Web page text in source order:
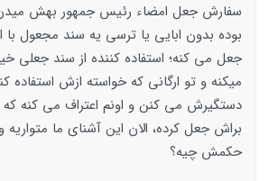
سفارش جعل امضاء رئیس جمهور بهش
بوده بدون ابایی یا ترسی یه سند مجعول
جعل می کنه؛ استفاده کننده از سند جعلی
میکنه و تو ارگانی که خواسته ازش
دستگیرش می کنن و اونم اعتراف می کنه که
براش جعل کرده، الان این آشنای ما متواریه
حکمش چیه؟